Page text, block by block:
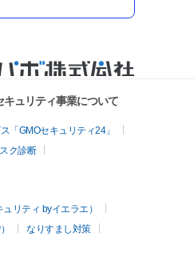
ュリティ事業について
「GMOセキュリティ24」
ク診断
リティ byイエラエ）
なりすまし対策